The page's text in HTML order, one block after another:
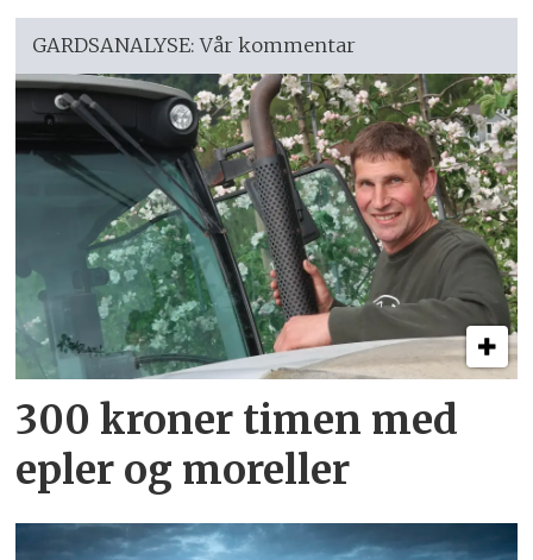
GARDSANALYSE: Vår kommentar
300 kroner timen med
epler og moreller